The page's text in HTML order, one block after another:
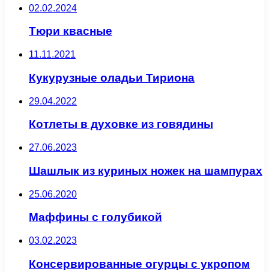
02.02.2024
Тюри квасные
11.11.2021
Кукурузные оладьи Тириона
29.04.2022
Котлеты в духовке из говядины
27.06.2023
Шашлык из куриных ножек на шампурах
25.06.2020
Маффины с голубикой
03.02.2023
Консервированные огурцы с укропом